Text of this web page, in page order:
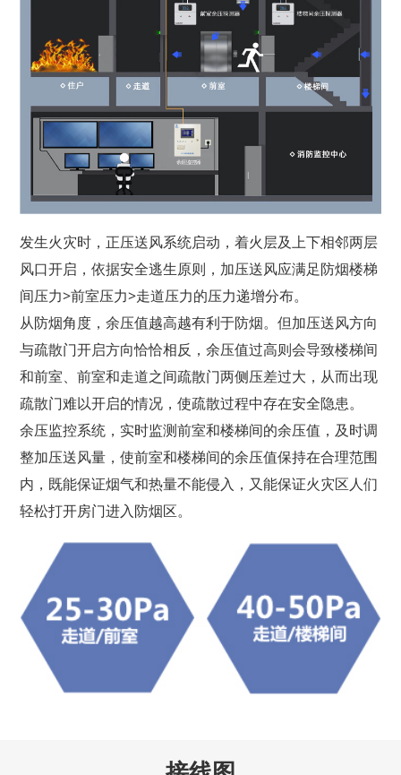
发生火灾时，正压送风系统启动，着火层及上下相邻两层
风口开启，依据安全逃生原则，加压送风应满足防烟楼梯
间压力>前室压力>走道压力的压力递增分布。
从防烟角度，余压值越高越有利于防烟。但加压送风方向
与疏散门开启方向恰恰相反，余压值过高则会导致楼梯间
和前室、前室和走道之间疏散门两侧压差过大，从而出现
疏散门难以开启的情况，使疏散过程中存在安全隐患。
余压监控系统，实时监测前室和楼梯间的余压值，及时调
整加压送风量，使前室和楼梯间的余压值保持在合理范围
内，既能保证烟气和热量不能侵入，又能保证火灾区人们
轻松打开房门进入防烟区。